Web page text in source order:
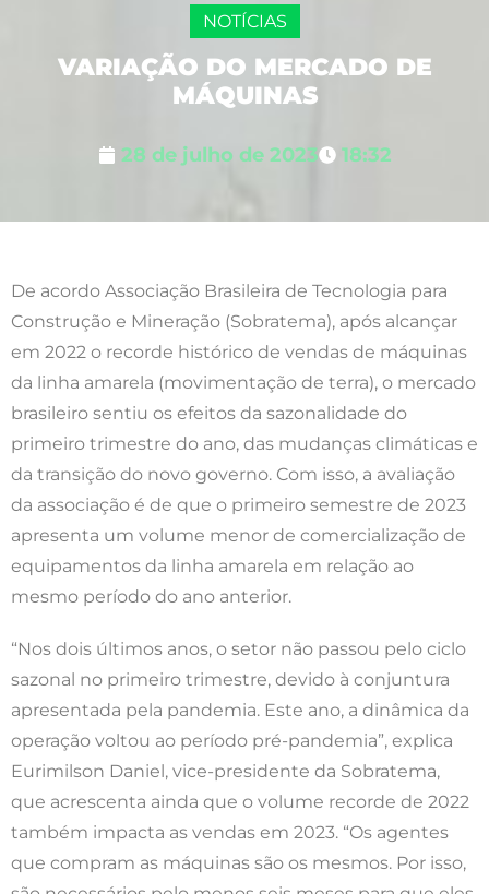
NOTÍCIAS
VARIAÇÃO DO MERCADO DE
MÁQUINAS
28 de julho de 2023 18:32
De acordo Associação Brasileira de Tecnologia para
Construção e Mineração (Sobratema), após alcançar
em 2022 o recorde histórico de vendas de máquinas
da linha amarela (movimentação de terra), o mercado
brasileiro sentiu os efeitos da sazonalidade do
primeiro trimestre do ano, das mudanças climáticas e
da transição do novo governo. Com isso, a avaliação
da associação é de que o primeiro semestre de 2023
apresenta um volume menor de comercialização de
equipamentos da linha amarela em relação ao
mesmo período do ano anterior.
“Nos dois últimos anos, o setor não passou pelo ciclo
sazonal no primeiro trimestre, devido à conjuntura
apresentada pela pandemia. Este ano, a dinâmica da
operação voltou ao período pré-pandemia”, explica
Eurimilson Daniel, vice-presidente da Sobratema,
que acrescenta ainda que o volume recorde de 2022
também impacta as vendas em 2023. “Os agentes
que compram as máquinas são os mesmos. Por isso,